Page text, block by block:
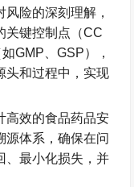
风险的深刻理解，
关键控制点（CC
如GMP 、GSP），
头和过程中，实现
高效的食品药品安
源体系，确保在问
、最小化损失，并